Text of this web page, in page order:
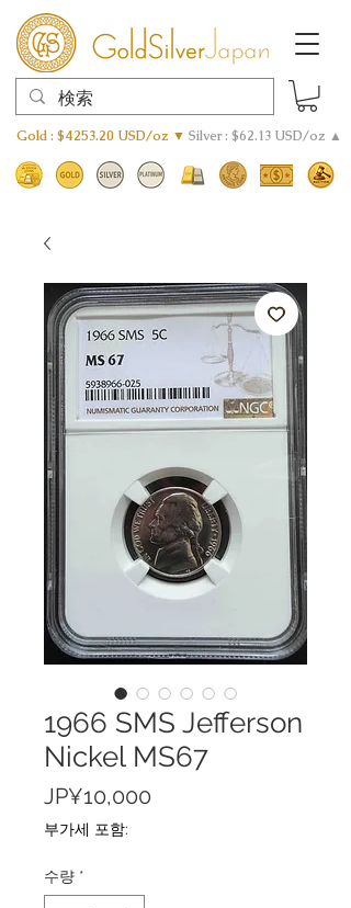
Gold : $4253.20 USD/oz ▼ Silver : $62.13 USD/oz ▲
1966 SMS Jefferson
Nickel MS67
JP¥10,000
부가세 포함:
수량 *